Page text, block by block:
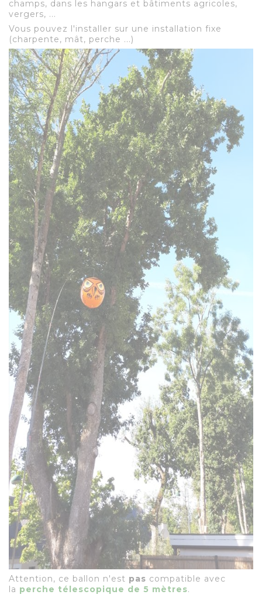
champs, dans les hangars et bâtiments agricoles,
vergers, ...
Vous pouvez l'installer sur une installation fixe
(charpente, mât, perche ...)
Attention, ce ballon n'est pas compatible avec
la perche télescopique de 5 mètres.